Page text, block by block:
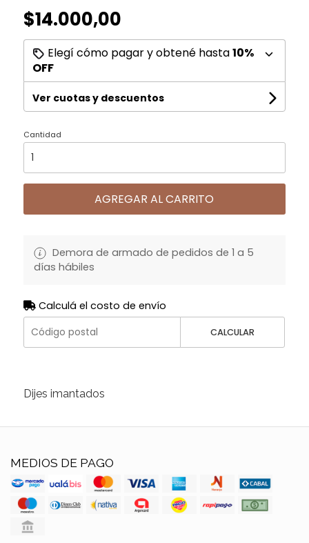
$14.000,00
Elegí cómo pagar y obtené hasta10%
OFF
Ver cuotas y descuentos
Cantidad
AGREGAR AL CARRITO
Demora de armado de pedidos de 1 a 5
días hábiles
Calculá el costo de envío
CALCULAR
Dijes imantados
MEDIOS DE PAGO